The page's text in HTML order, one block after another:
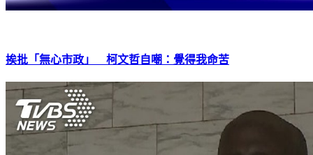
挨批「無心市政」 柯文哲自嘲：覺得我命苦